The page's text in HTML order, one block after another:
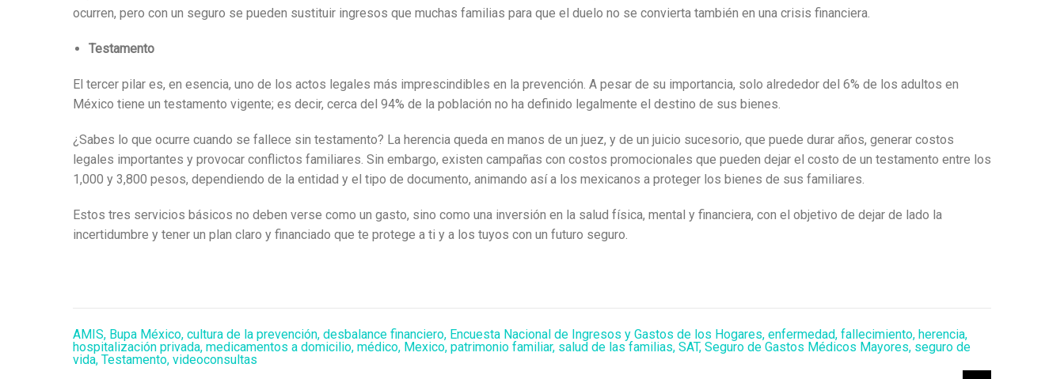
ocurren, pero con un seguro se pueden sustituir ingresos que muchas familias para que el duelo no se convierta también en una crisis financiera.
Testamento
El tercer pilar es, en esencia, uno de los actos legales más imprescindibles en la prevención. A pesar de su importancia, solo alrededor del 6% de los adultos en
México tiene un testamento vigente; es decir, cerca del 94% de la población no ha definido legalmente el destino de sus bienes.
¿Sabes lo que ocurre cuando se fallece sin testamento? La herencia queda en manos de un juez, y de un juicio sucesorio, que puede durar años, generar costos
legales importantes y provocar conflictos familiares. Sin embargo, existen campañas con costos promocionales que pueden dejar el costo de un testamento entre los
1,000 y 3,800 pesos, dependiendo de la entidad y el tipo de documento, animando así a los mexicanos a proteger los bienes de sus familiares.
Estos tres servicios básicos no deben verse como un gasto, sino como una inversión en la salud física, mental y financiera, con el objetivo de dejar de lado la
incertidumbre y tener un plan claro y financiado que te protege a ti y a los tuyos con un futuro seguro.
AMIS, Bupa México, cultura de la prevención, desbalance financiero, Encuesta Nacional de Ingresos y Gastos de los Hogares, enfermedad, fallecimiento, herencia,
hospitalización privada, medicamentos a domicilio, médico, Mexico, patrimonio familiar, salud de las familias, SAT, Seguro de Gastos Médicos Mayores, seguro de
vida, Testamento, videoconsultas